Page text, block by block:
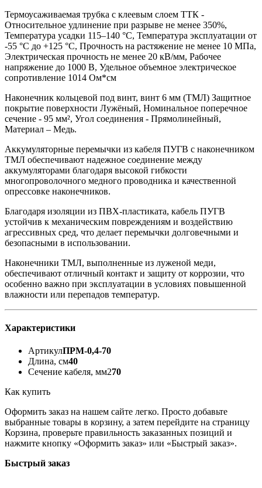
Термоусаживаемая трубка с клеевым слоем ТТК -
Относительное удлинение при разрыве не менее 350%,
Температура усадки 115–140 °C, Температура эксплуатации от
-55 °C до +125 °C, Прочность на растяжение не менее 10 МПа,
Электрическая прочность не менее 20 кВ/мм, Рабочее
напряжение до 1000 В, Удельное объемное электрическое
сопротивление 1014 Ом*см
Наконечник кольцевой под винт, винт 6 мм (ТМЛ) Защитное
покрытие поверхности Лужёный, Номинальное поперечное
сечение - 95 мм², Угол соединения - Прямолинейный,
Материал – Медь.
Аккумуляторные перемычки из кабеля ПУГВ с наконечником
ТМЛ обеспечивают надежное соединение между
аккумуляторами благодаря высокой гибкости
многопроволочного медного проводника и качественной
опрессовке наконечников.
Благодаря изоляции из ПВХ-пластиката, кабель ПУГВ
устойчив к механическим повреждениям и воздействию
агрессивных сред, что делает перемычки долговечными и
безопасными в использовании.
Наконечники ТМЛ, выполненные из луженой меди,
обеспечивают отличный контакт и защиту от коррозии, что
особенно важно при эксплуатации в условиях повышенной
влажности или перепадов температур.
Характеристики
АртикулПРМ-0,4-70
Длина, см40
Сечение кабеля, мм270
Как купить
Оформить заказ на нашем сайте легко. Просто добавьте
выбранные товары в корзину, а затем перейдите на страницу
Корзина, проверьте правильность заказанных позиций и
нажмите кнопку «Оформить заказ» или «Быстрый заказ».
Быстрый заказ